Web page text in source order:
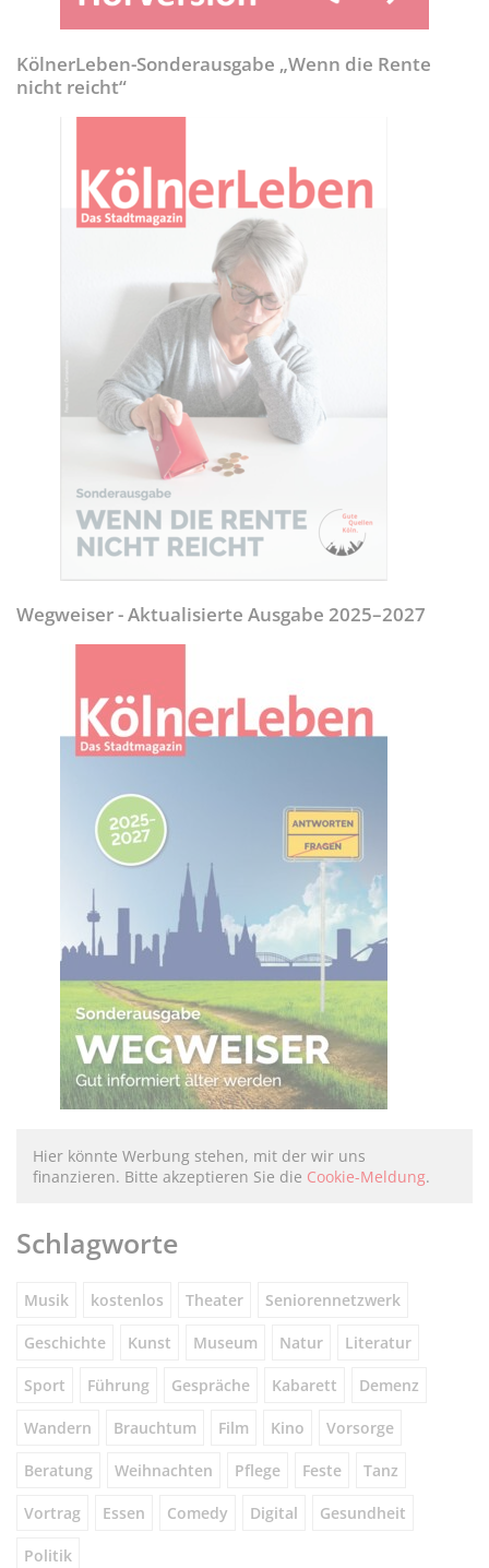
KölnerLeben-Sonderausgabe „Wenn die Rente
nicht reicht“
Wegweiser - Aktualisierte Ausgabe 2025–2027
Hier könnte Werbung stehen, mit der wir uns
finanzieren. Bitte akzeptieren Sie die Cookie-Meldung.
Schlagworte
Musik kostenlos Theater Seniorennetzwerk
Geschichte Kunst Museum Natur Literatur
Sport Führung Gespräche Kabarett Demenz
Wandern Brauchtum Film Kino Vorsorge
Beratung Weihnachten Pflege Feste Tanz
Vortrag Essen Comedy Digital Gesundheit
Politik